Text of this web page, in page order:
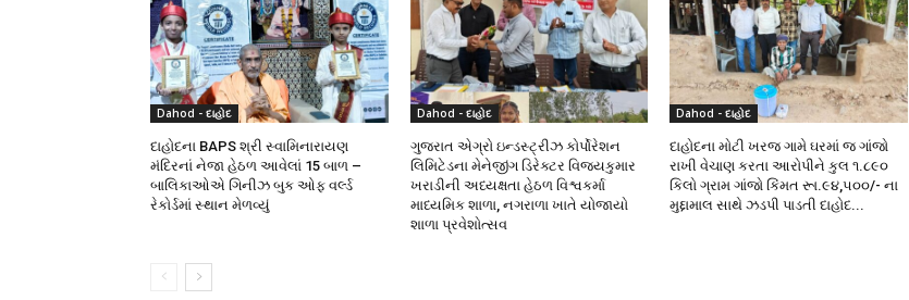
Dahod - દાહોદ
દાહોદના BAPS શ્રી સ્વામિનારાયણ
મંદિરનાં નેજા હેઠળ આવેલાં 15 બાળ –
બાલિકાઓએ ગિનીઝ બુક ઓફ વર્લ્ડ
રેકોર્ડમાં સ્થાન મેળવ્યું
Dahod - દાહોદ
ગુજરાત એગ્રો ઇન્ડસ્ટ્રીઝ કોર્પોરેશન
લિમિટેડના મેનેજીંગ ડિરેક્ટર વિજયકુમાર
ખરાડીની અધ્યક્ષતા હેઠળ વિશ્વકર્મા
માધ્યમિક શાળા, નગરાળા ખાતે યોજાયો
શાળા પ્રવેશોત્સવ
Dahod - દાહોદ
દાહોદના મોટી ખરજ ગામે ઘરમાં જ ગાંજો
રાખી વેચાણ કરતા આરોપીને કુલ ૧.૮૯૦
કિલો ગ્રામ ગાંજો કિંમત રૂા.૯૪,૫૦૦/- ના
મુદ્દામાલ સાથે ઝડપી પાડતી દાહોદ...